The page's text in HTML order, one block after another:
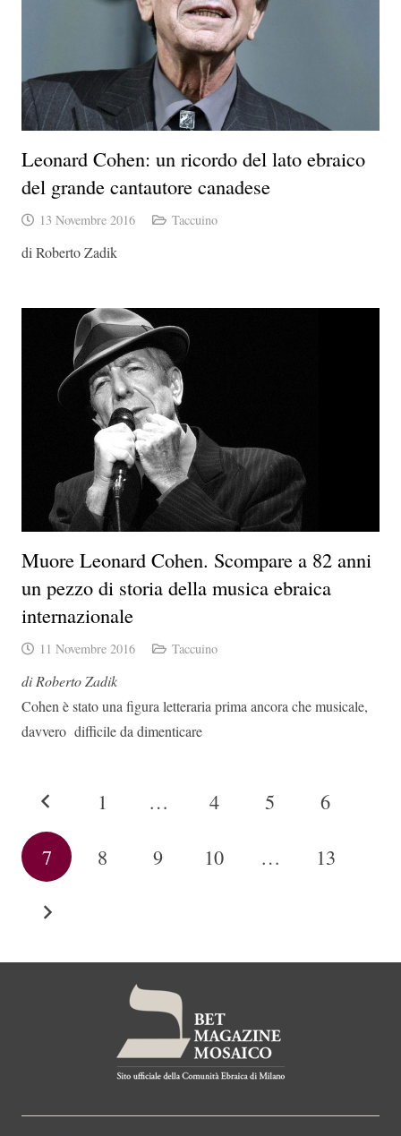
Leonard Cohen: un ricordo del lato ebraico
del grande cantautore canadese
13 Novembre 2016 Taccuino
di Roberto Zadik
Muore Leonard Cohen. Scompare a 82 anni
un pezzo di storia della musica ebraica
internazionale
11 Novembre 2016 Taccuino
di Roberto Zadik
Cohen è stato una figura letteraria prima ancora che musicale,
davvero difficile da dimenticare
1 … 4 5 6
7 8 9 10 … 13